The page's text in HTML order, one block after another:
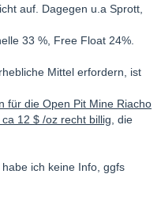
auf. Dagegen u.a Sprott,
33 %, Free Float 24%.
Mittel erfordern, ist
für die Open Pit Mine Riacho
12 $ /oz recht billig , die
ich keine Info, ggfs